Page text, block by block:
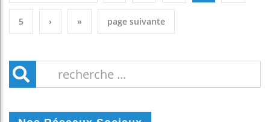
5 › » page suivante